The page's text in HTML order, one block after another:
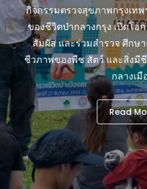
กิจกรรมตรวจสุขภาพกรุงเท
ของชีวิตป่ากลางกรุง เปิดโอ
สัมผัส และร่วมสำรวจ ศึกษ
ชีวภาพของพืช สัตว์ และสิ่งมี
กลางเมื
Read